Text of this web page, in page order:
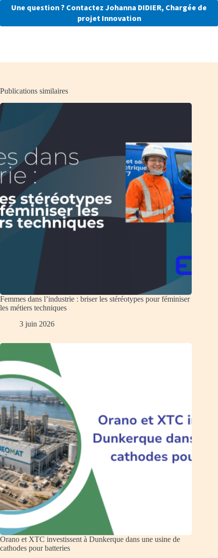
Une question ? Contactez Johanna DIDIER, Chargée de
projet Innovation
Publications similaires
Femmes dans l’industrie : briser les stéréotypes pour féminiser
les métiers techniques
3 juin 2026
Orano et XTC investissent à Dunkerque dans une usine de
cathodes pour batteries